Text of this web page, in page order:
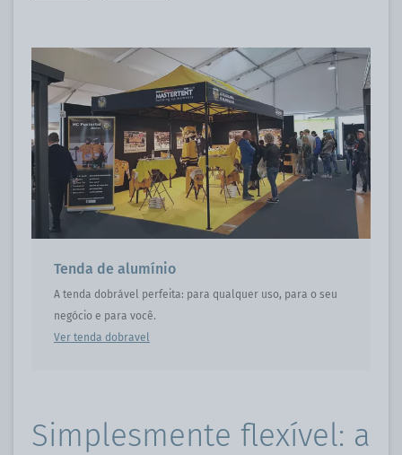
Tenda de alumínio
A tenda dobrável perfeita: para qualquer uso, para o seu
negócio e para você.
Ver tenda dobravel
Simplesmente flexível: a